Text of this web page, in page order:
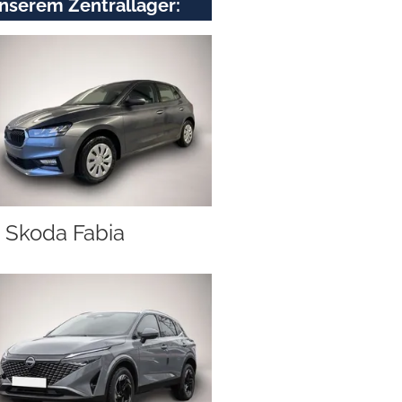
Zentrallager:
Skoda Fabia